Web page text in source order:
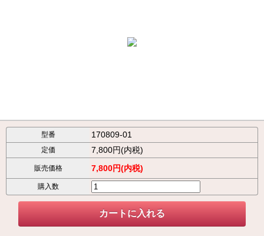
型番 170809-01
定価 7,800円(内税)
販売価格 7,800円(内税)
購入数